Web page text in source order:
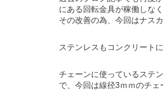
にある回転金具が稼働しな
その改善の為、今回はナス
ステンレスもコンクリート
チェーンに使っているステ
で、今回は線径3ｍｍのチェ